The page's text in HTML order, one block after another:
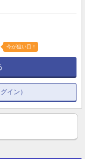
今が狙い目！
イン）